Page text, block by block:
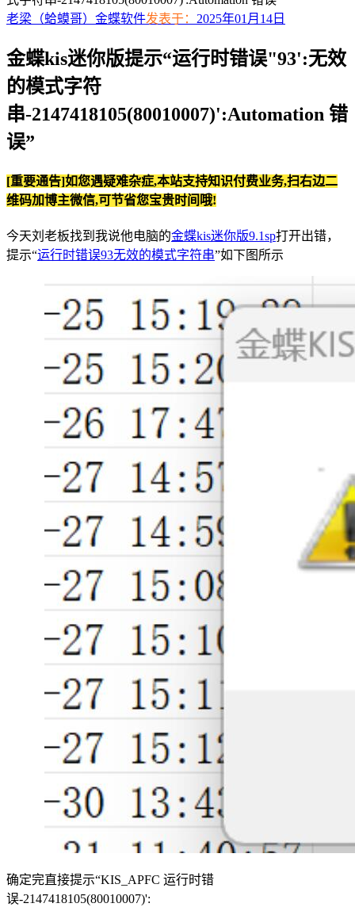
老梁（蛤蟆哥） 金蝶软件发表于： 2025年01月14日
金蝶kis迷你版提示“运行时错误"93':无效
的模式字符
串-2147418105(80010007)':Automation 错
误”
[重要通告]如您遇疑难杂症,本站支持知识付费业务,扫右边二
维码加博主微信,可节省您宝贵时间哦!
今天刘老板找到我说他电脑的金蝶kis迷你版9.1sp打开出错，
提示“运行时错误93无效的模式字符串”如下图所示
确定完直接提示“KIS_APFC 运行时错
误-2147418105(80010007)':